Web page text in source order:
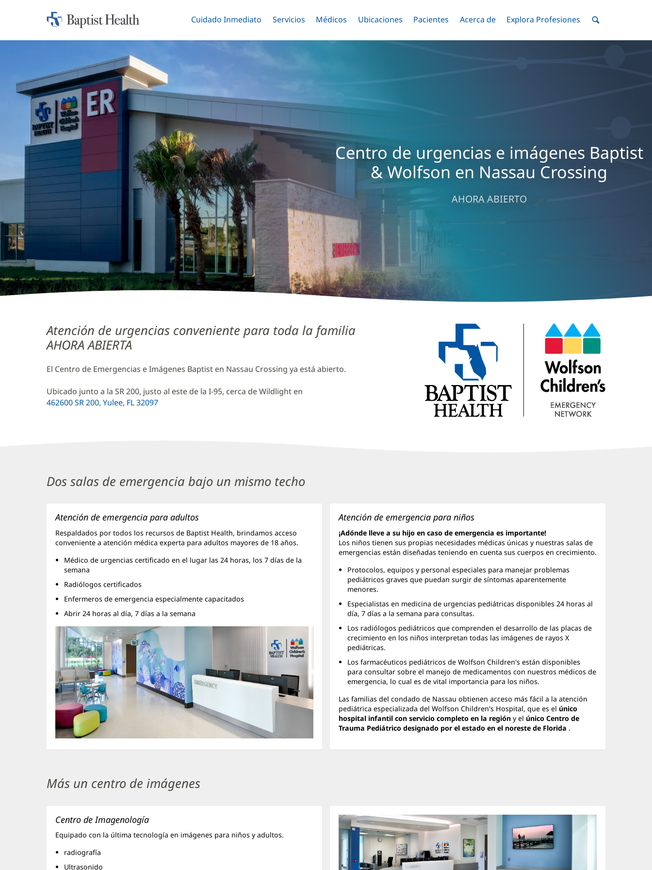
Saltar
Iniciar:
Alternar
Cuidado Inmediato Menú
Alternar
Servicios Menú
Alternar
Médicos Menú
Alternar
Ubicaciones Menú
Alternar
Pacientes Menú
Alternar
Acerca deMenúAlternar
Explora Profesiones MenúAlternar
Centro de urgencias e imágenes Baptist
& Wolfson en Nassau Crossing
AHORA ABIERTO
Centro
de
Emergencias
e
Imagenología
Baptist
Crossing
-
principal
Atención de urgencias conveniente para toda la familia
AHORA ABIERTA
El Centro de Emergencias e Imágenes Baptist en Nassau Crossing ya está abierto.
Ubicado junto a la SR 200, justo al este de la I-95, cerca de Wildlight en
462600 SR 200, Yulee, FL 32097
Sección
contenido
Dos salas de emergencia bajo un mismo techo
Atención de emergencia para adultos
Respaldados por todos los recursos de Baptist Health, brindamos acceso
conveniente a atención médica experta para adultos mayores de 18 años.
Médico de urgencias certificado en el lugar las 24 horas, los 7 días de la
semana
Radiólogos certificados
Enfermeros de emergencia especialmente capacitados
Abrir 24 horas al día, 7 días a la semana
Atención de emergencia para niños
¡Adónde lleve a su hijo en caso de emergencia es importante!
Los niños tienen sus propias necesidades médicas únicas y nuestras salas de
emergencias están diseñadas teniendo en cuenta sus cuerpos en crecimiento.
Protocolos, equipos y personal especiales para manejar problemas
pediátricos graves que puedan surgir de síntomas aparentemente
menores.
Especialistas en medicina de urgencias pediátricas disponibles 24 horas al
día, 7 días a la semana para consultas.
Los radiólogos pediátricos que comprenden el desarrollo de las placas de
crecimiento en los niños interpretan todas las imágenes de rayos X
pediátricas.
Los farmacéuticos pediátricos de Wolfson Children's están disponibles
para consultar sobre el manejo de medicamentos con nuestros médicos de
emergencia, lo cual es de vital importancia para los niños.
Las familias del condado de Nassau obtienen acceso más fácil a la atención
pediátrica especializada del Wolfson Children's Hospital, que es el único
hospital infantil con servicio completo en la región y el único Centro de
Trauma Pediátrico designado por el estado en el noreste de Florida .
Más un centro de imágenes
Centro de Imagenología
Equipado con la última tecnología en imágenes para niños y adultos.
radiografía
Ultrasonido